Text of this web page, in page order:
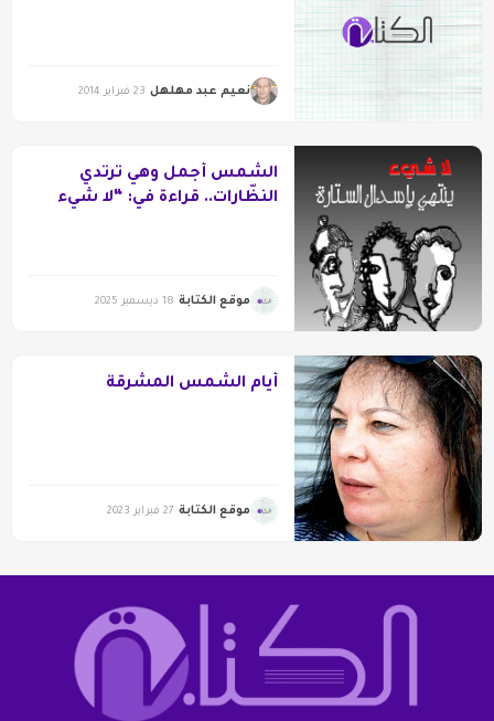
نعيم عبد مهلهل 23 فبراير 2014
الشّمس أجمل وهي ترتدي
النظّارات.. قراءة في: “لا شيء
موقع الكتابة 18 ديسمبر 2025
أيام الشمس المشرقة
موقع الكتابة 27 فبراير 2023